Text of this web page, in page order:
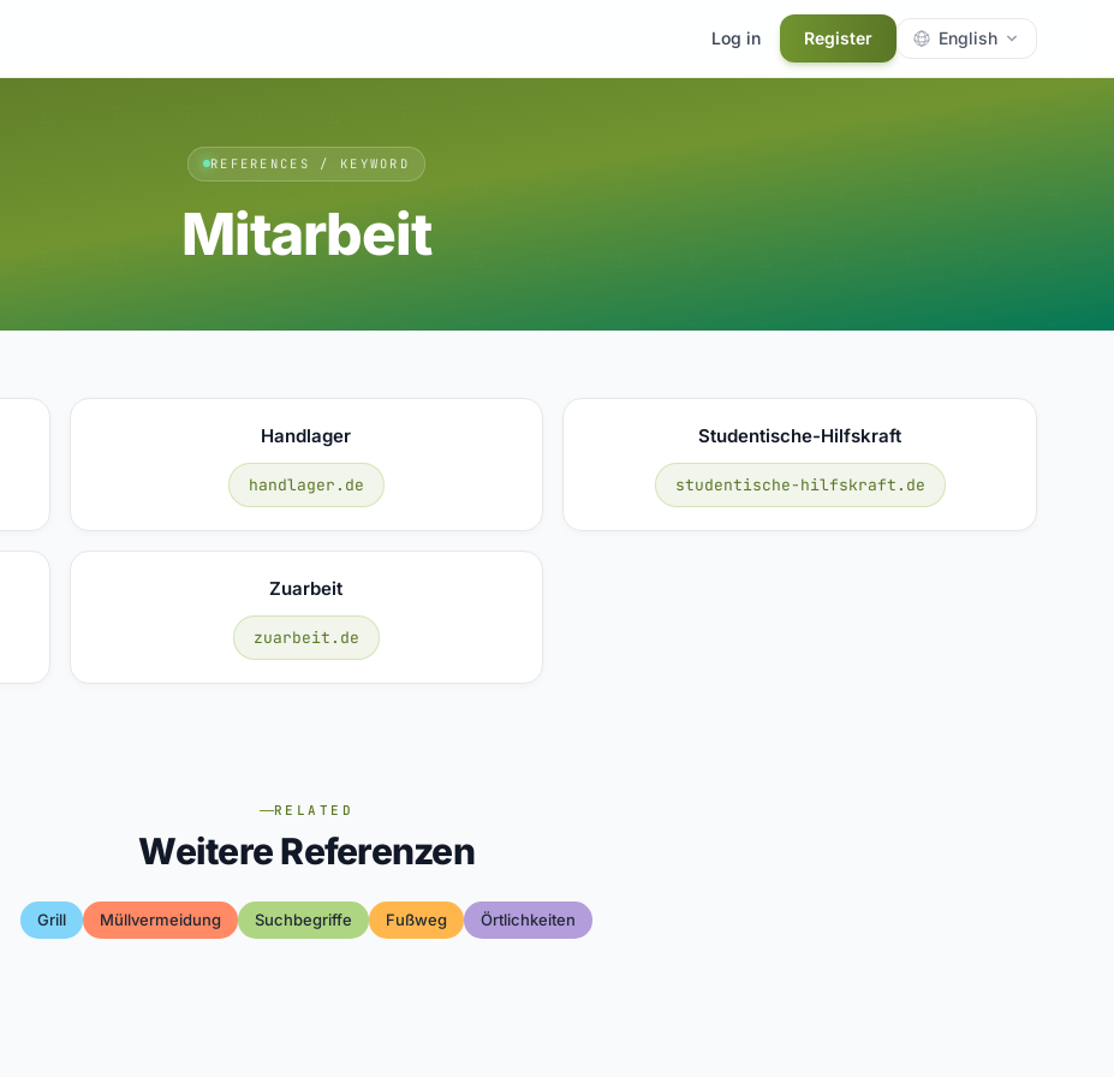
Log in Register English
REFERENCES / KEYWORD
Mitarbeit
Handlager
handlager.de
Studentische-Hilfskraft
studentische-hilfskraft.de
Zuarbeit
zuarbeit.de
RELATED
Weitere Referenzen
Grill Müllvermeidung Suchbegriffe Fußweg Örtlichkeiten